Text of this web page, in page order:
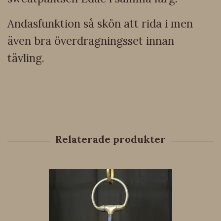
Andasfunktion så skön att rida i men
även bra överdragningsset innan
tävling.